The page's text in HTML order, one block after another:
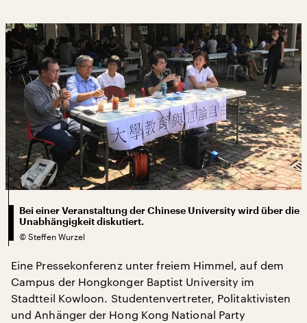
Bei einer Veranstaltung der Chinese University wird über die
Unabhängigkeit diskutiert.
© Steffen Wurzel
Eine Pressekonferenz unter freiem Himmel, auf dem
Campus der Hongkonger Baptist University im
Stadtteil Kowloon. Studentenvertreter, Politaktivisten
und Anhänger der Hong Kong National Party